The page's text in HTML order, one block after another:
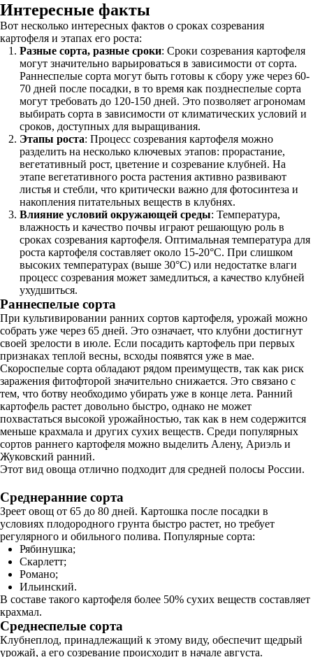
Интересные факты
Вот несколько интересных фактов о сроках созревания
картофеля и этапах его роста:
Разные сорта, разные сроки: Сроки созревания картофеля
могут значительно варьироваться в зависимости от сорта.
Раннеспелые сорта могут быть готовы к сбору уже через 60-
70 дней после посадки, в то время как позднеспелые сорта
могут требовать до 120-150 дней. Это позволяет агрономам
выбирать сорта в зависимости от климатических условий и
сроков, доступных для выращивания.
Этапы роста: Процесс созревания картофеля можно
разделить на несколько ключевых этапов: прорастание,
вегетативный рост, цветение и созревание клубней. На
этапе вегетативного роста растения активно развивают
листья и стебли, что критически важно для фотосинтеза и
накопления питательных веществ в клубнях.
Влияние условий окружающей среды: Температура,
влажность и качество почвы играют решающую роль в
сроках созревания картофеля. Оптимальная температура для
роста картофеля составляет около 15-20°C. При слишком
высоких температурах (выше 30°C) или недостатке влаги
процесс созревания может замедлиться, а качество клубней
ухудшиться.
Раннеспелые сорта
При культивировании ранних сортов картофеля, урожай можно
собрать уже через 65 дней. Это означает, что клубни достигнут
своей зрелости в июле. Если посадить картофель при первых
признаках теплой весны, всходы появятся уже в мае.
Скороспелые сорта обладают рядом преимуществ, так как риск
заражения фитофторой значительно снижается. Это связано с
тем, что ботву необходимо убирать уже в конце лета. Ранний
картофель растет довольно быстро, однако не может
похвастаться высокой урожайностью, так как в нем содержится
меньше крахмала и других сухих веществ. Среди популярных
сортов раннего картофеля можно выделить Алену, Ариэль и
Жуковский ранний.
Этот вид овоща отлично подходит для средней полосы России.
Среднеранние сорта
Зреет овощ от 65 до 80 дней. Картошка после посадки в
условиях плодородного грунта быстро растет, но требует
регулярного и обильного полива. Популярные сорта:
Рябинушка;
Скарлетт;
Романо;
Ильинский.
В составе такого картофеля более 50% сухих веществ составляет
крахмал.
Среднеспелые сорта
Клубнеплод, принадлежащий к этому виду, обеспечит щедрый
урожай, а его созревание происходит в начале августа.